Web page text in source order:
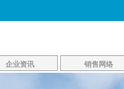
企业资讯
销售网络